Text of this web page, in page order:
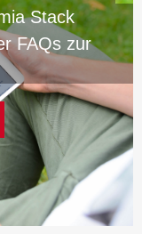
Stack
FAQs zur